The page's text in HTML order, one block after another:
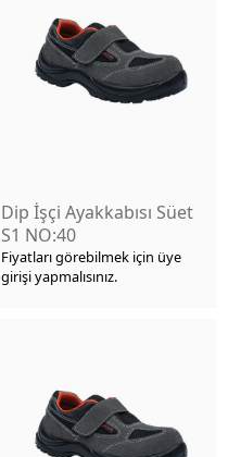
Dip İşçi Ayakkabısı Süet
S1 NO:40
Fiyatları görebilmek için üye
girişi yapmalısınız.